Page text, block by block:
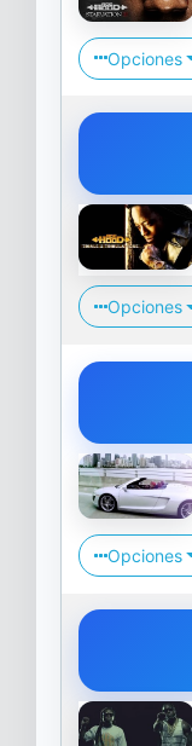
Opciones
Opciones
Opciones